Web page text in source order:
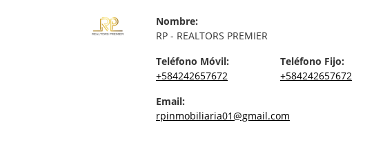
Nombre:
RP - REALTORS PREMIER
Teléfono Móvil:
+584242657672
Teléfono Fijo:
+584242657672
Email:
rpinmobiliaria01@gmail.com